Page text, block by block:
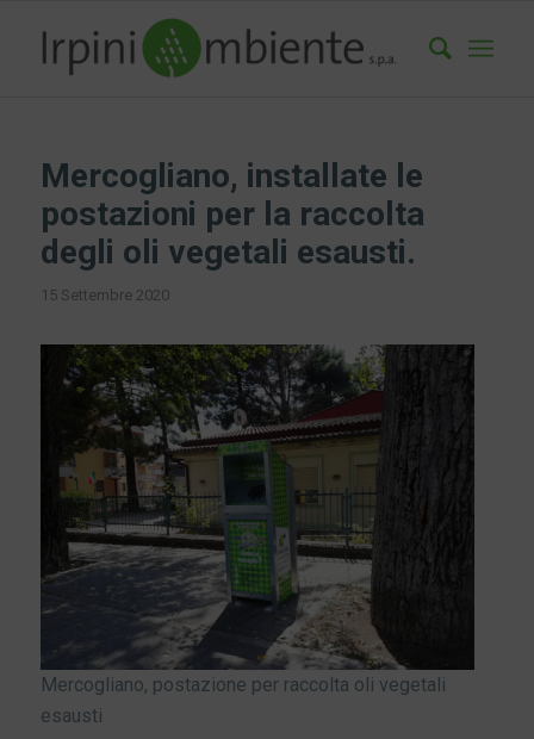
Mercogliano, installate le
postazioni per la raccolta
degli oli vegetali esausti.
15 Settembre 2020
Mercogliano, postazione per raccolta oli vegetali
esausti